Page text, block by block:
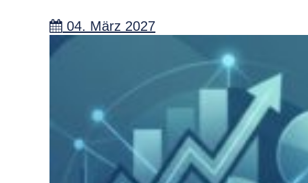
04. März 2027